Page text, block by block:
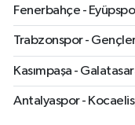
Fenerbahçe -
Trabzonspor -
Kasımpaşa -
Antalyaspor -